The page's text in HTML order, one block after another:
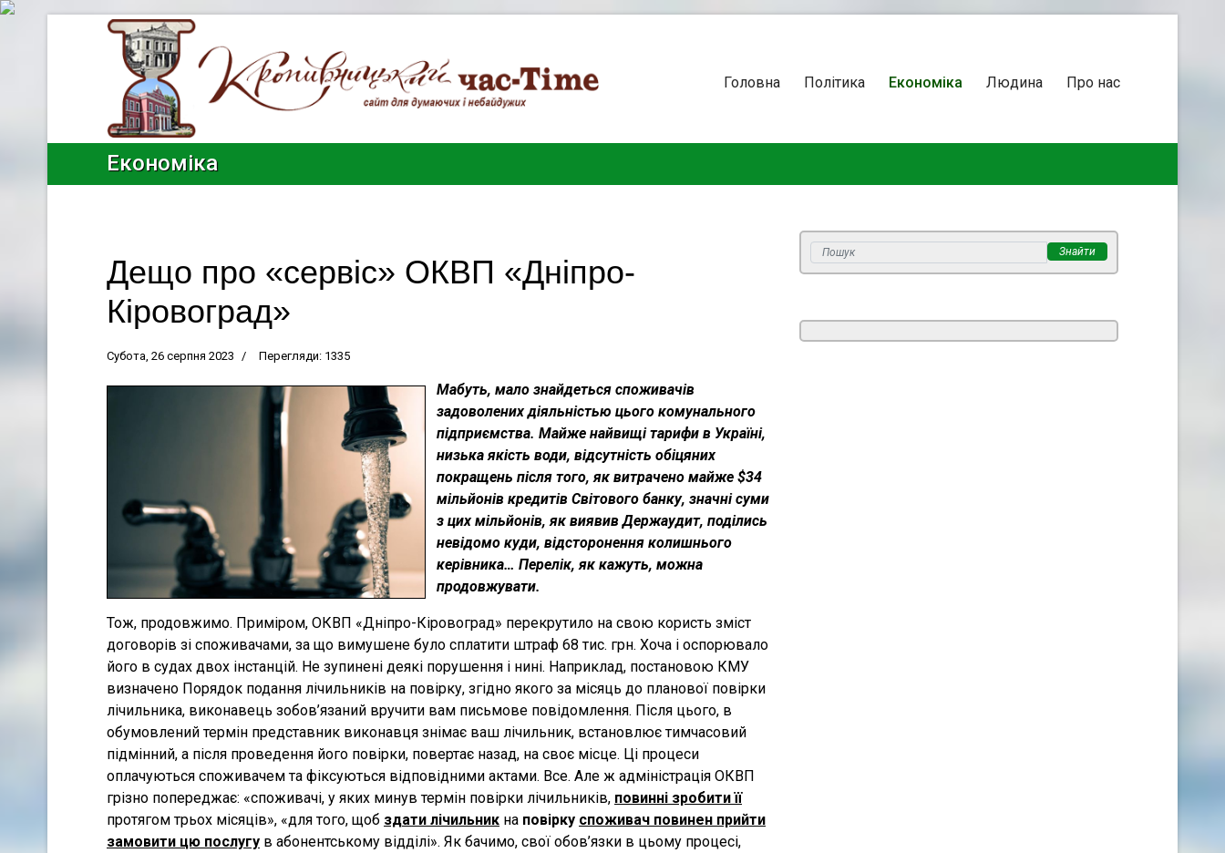
Головна Політика Економіка Людина Про нас
Економіка
Дещо про «сервіс» ОКВП «Дніпро-
Кіровоград»
Субота, 26 серпня 2023 Перегляди: 1335
Мабуть, мало знайдеться споживачів
задоволених діяльністью цього комунального
підприємства. Майже найвищі тарифи в Україні,
низька якість води, відсутність обіцяних
покращень після того, як витрачено майже $34
мільйонів кредитів Світового банку, значні суми
з цих мільйонів, як виявив Держаудит, поділись
невідомо куди, відсторонення колишнього
керівника… Перелік, як кажуть, можна
продовжувати.
Тож, продовжимо. Приміром, ОКВП «Дніпро-Кіровоград» перекрутило на свою користь зміст
договорів зі споживачами, за що вимушене було сплатити штраф 68 тис. грн. Хоча і оспорювало
його в судах двох інстанцій. Не зупинені деякі порушення і нині. Наприклад, постановою КМУ
визначено Порядок подання лічильників на повірку, згідно якого за місяць до планової повірки
лічильника, виконавець зобов’язаний вручити вам письмове повідомлення. Після цього, в
обумовлений термін представник виконавця знімає ваш лічильник, встановлює тимчасовий
підмінний, а після проведення його повірки, повертає назад, на своє місце. Ці процеси
оплачуються споживачем та фіксуються відповідними актами. Все. Але ж адміністрація ОКВП
грізно попереджає: «споживачі, у яких минув термін повірки лічильників, повинні зробити її
протягом трьох місяців», «для того, щоб здати лічильник на повірку споживач повинен прийти
замовити цю послугу в абонентському відділі». Як бачимо, свої обов’язки в цьому процесі,
Знайти